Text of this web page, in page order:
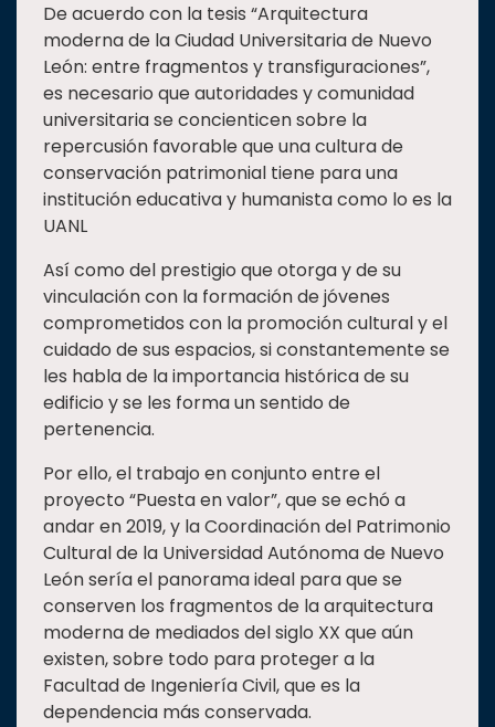
De acuerdo con la tesis “Arquitectura
moderna de la Ciudad Universitaria de Nuevo
León: entre fragmentos y transfiguraciones”,
es necesario que autoridades y comunidad
universitaria se concienticen sobre la
repercusión favorable que una cultura de
conservación patrimonial tiene para una
institución educativa y humanista como lo es la
UANL
Así como del prestigio que otorga y de su
vinculación con la formación de jóvenes
comprometidos con la promoción cultural y el
cuidado de sus espacios, si constantemente se
les habla de la importancia histórica de su
edificio y se les forma un sentido de
pertenencia.
Por ello, el trabajo en conjunto entre el
proyecto “Puesta en valor”, que se echó a
andar en 2019, y la Coordinación del Patrimonio
Cultural de la Universidad Autónoma de Nuevo
León sería el panorama ideal para que se
conserven los fragmentos de la arquitectura
moderna de mediados del siglo XX que aún
existen, sobre todo para proteger a la
Facultad de Ingeniería Civil, que es la
dependencia más conservada.